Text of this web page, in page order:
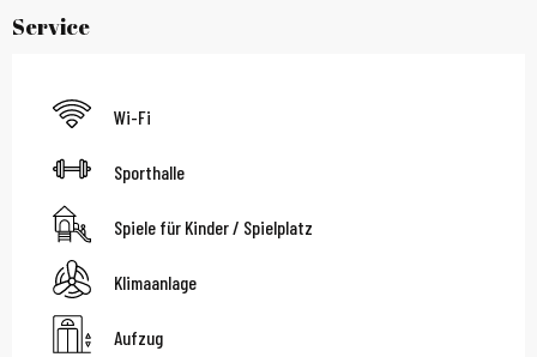
Service
Wi-Fi
Sporthalle
Spiele für Kinder / Spielplatz
Klimaanlage
Aufzug